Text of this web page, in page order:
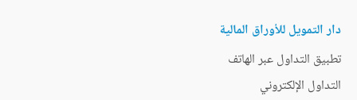
دار التمويل للأوراق المالية
تطبيق التداول عبر الهاتف
التداول الإلكتروني